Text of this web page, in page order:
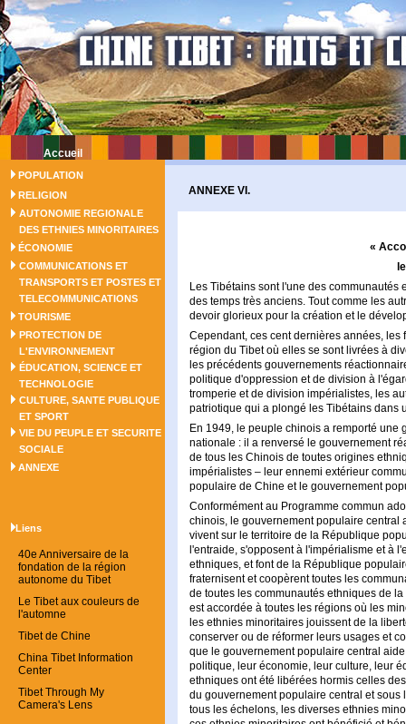
Accueil
POPULATION
RELIGION
AUTONOMIE REGIONALE
DES ETHNIES MINORITAIRES
ÉCONOMIE
COMMUNICATIONS ET
TRANSPORTS ET POSTES ET
TELECOMMUNICATIONS
TOURISME
PROTECTION DE
L'ENVIRONNEMENT
ÉDUCATION, SCIENCE ET
TECHNOLOGIE
CULTURE, SANTE PUBLIQUE
ET SPORT
VIE DU PEUPLE ET SECURITE
SOCIALE
ANNEXE
Liens
40e Anniversaire de la
fondation de la région
autonome du Tibet
Le Tibet aux couleurs de
l'automne
Tibet de Chine
China Tibet Information
Center
Tibet Through My
Camera's Lens
ANNEXE VI.
«
Les Tibétains sont l'une des
des temps très anciens. Tout comme les
devoir glorieux pour la création et le
Cependant, ces cent dernières années,
région du Tibet où elles se sont livrées à
les précédents gouvernements
politique d'oppression et de division à
tromperie et de division impérialistes, les
patriotique qui a plongé les Tibétains dans
En 1949, le peuple chinois a remporté
nationale : il a renversé le gouvernement
de tous les Chinois de toutes origines
impérialistes – leur ennemi extérieur
populaire de Chine et le gouvernement
Conformément au Programme commun
chinois, le gouvernement populaire central
vivent sur le territoire de la République
l'entraide, s'opposent à l'impérialisme et à
ethniques, et font de la République
fraternisent et coopèrent toutes les
de toutes les communautés ethniques de
est accordée à toutes les régions où les
les ethnies minoritaires jouissent de la
conserver ou de réformer leurs usages et
que le gouvernement populaire central
politique, leur économie, leur culture, leur
ethniques ont été libérées hormis celles
du gouvernement populaire central et
tous les échelons, les diverses ethnies